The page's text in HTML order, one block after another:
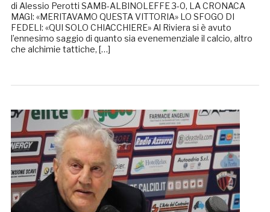
di Alessio Perotti SAMB-ALBINOLEFFE 3-0, LA CRONACA
MAGI: «MERITAVAMO QUESTA VITTORIA» LO SFOGO DI
FEDELI: «QUI SOLO CHIACCHIERE» Al Riviera si è avuto
l’ennesimo saggio di quanto sia evenemenziale il calcio, altro
che alchimie tattiche, […]